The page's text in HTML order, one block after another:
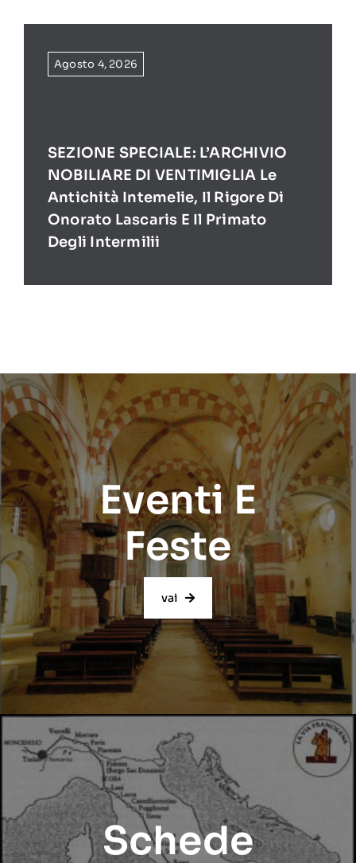
Agosto 4, 2026
SEZIONE SPECIALE: L’ARCHIVIO
NOBILIARE DI VENTIMIGLIA Le
Antichità Intemelie, Il Rigore Di
Onorato Lascaris E Il Primato
Degli Intermilii
Eventi E
Feste
vai
Schede